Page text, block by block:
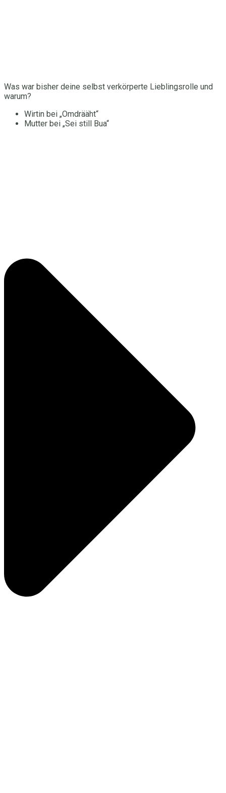
Was war bisher deine selbst verkörperte Lieblingsrolle und
warum?
Wirtin bei „Omdrääht“
Mutter bei „Sei still Bua“